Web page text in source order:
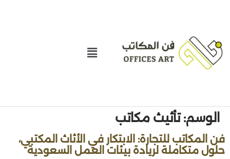
الوسم:تأثيث مكاتب
فن المكاتب للتجارة: الابتكار في الأثاث المكتبي،
حلول متكاملة لريادة بيئات العمل السعودية